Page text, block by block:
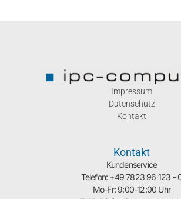
Impressum
Datenschutz
Kontakt
Kontakt
Kundenservice
Telefon: +49 7823 96 123 -
Mo-Fr: 9:00-12:00 Uhr